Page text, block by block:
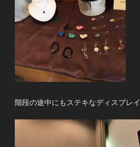
階段の途中にもステキなディスプレイ